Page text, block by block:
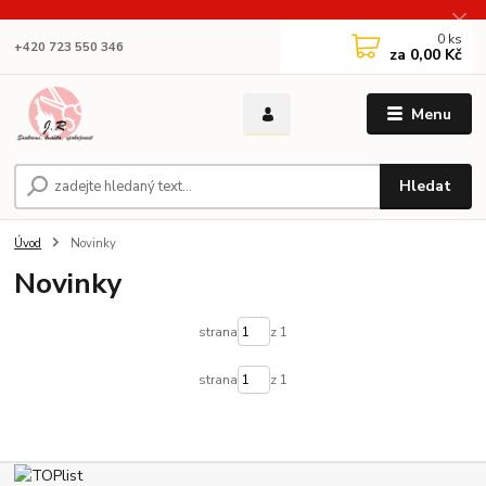
Menu
Hledat
+420 723 550 346 0 ks
za 0,00 Kč
Úvod Novinky
Novinky
strana z 1
strana z 1